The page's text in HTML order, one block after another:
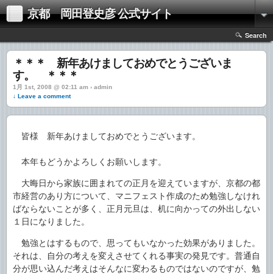
京都 岡田登史彦 公式サイト
Search
＊＊＊ 新年あけましておめでとうございま
す。 ＊＊＊
1月 1st, 2008 @ 02:11 am › admin
↓ Leave a comment
皆様 新年あけましておめでとうございます。
本年もどうかよろしくお願いします。
大晦日から家族に囲まれての正月を迎えていますが、京都の都
市経営のあり方について、マニフェスト作成のため勉強しなけれ
ばならないことが多く、正月元旦は、机に向かっての外出しない
１日になりました。
勉強とはするもので、思ってもいなかった効果がありました。
それは、自分の考えを変えさせてくれる事実の発見です。普通自
分が思い込んだ考えはそんなに変わるものではないのですが、勉